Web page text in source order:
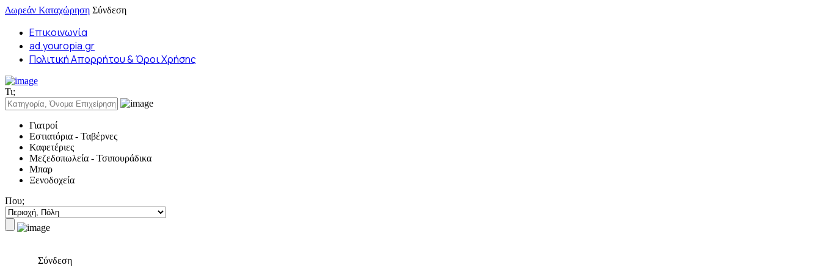
Δωρεάν Καταχώρηση Σύνδεση
Επικοινωνία
ad.youropia.gr
Πολιτική Απορρήτου & Όροι Χρήσης
Τι;
Γιατροί
Εστιατόρια - Ταβέρνες
Καφετέριες
Μεζεδοπωλεία - Τσιπουράδικα
Μπαρ
Ξενοδοχεία
Που;
Σύνδεση